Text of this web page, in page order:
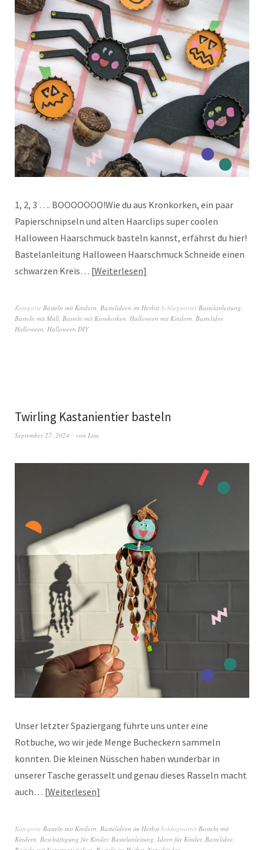
1, 2, 3 …. BOOOOOOO!Wie du aus Kronkorken, ein paar
Papierschnipseln und alten Haarclips super coolen
Halloween Haarschmuck basteln kannst, erfährst du hier!
Bastelanleitung Halloween Haarschmuck Schneide einen
schwarzen Kreis… Weiterlesen
Kategorie Basteln mit Kindern, Bastelideen im Herbst SchlagwörterBastelanleitung,
Basteln mit Müll, Basteln mit Kronkorken, Halloween mit Kindern, Bastelidee
Halloween, Halloween DIY
Twirling Kastanientier basteln
September 27, 2024 von Lisa
Unser letzter Spaziergang führte uns unter eine
Rotbuche, wo wir jede Menge Bucheckern sammeln
konnten. Die kleinen Nüsschen haben wunderbar in
unserer Tasche gerasselt und genau dieses Rasseln macht
auch… Weiterlesen
Kategorie Basteln mit Kindern, Bastelideen im Herbst SchlagwörterBasteln mit
Kindern, Beschäftigung für Kinder, Bastelanleitung, Ideen für Kinder, Bastelidee,